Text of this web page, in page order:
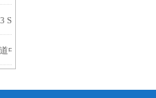
1/400 56B14介绍
中泄漏点的仪器